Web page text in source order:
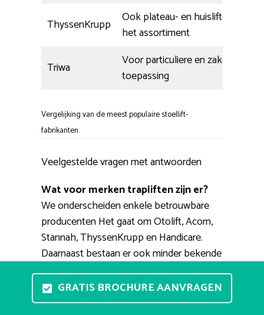
ThyssenKrupp
Ook plateau- en huisliften in
het assortiment
Triwa
Voor particuliere en zakelijke
toepassing
Vergelijking van de meest populaire stoellift-
fabrikanten.
Veelgestelde vragen met antwoorden
Wat voor merken trapliften zijn er?
We onderscheiden enkele betrouwbare
producenten Het gaat om Otolift, Acorn,
Stannah, ThyssenKrupp en Handicare.
Daarnaast bestaan er ook minder bekende
merken zoals Platinum, Extrema, Minivator,
Heymer, Triwa. Betrouwbare adviseurs van
merken als deze zijn 123traplift, Vegro,
GRATIS BROCHURE AANVRAGEN